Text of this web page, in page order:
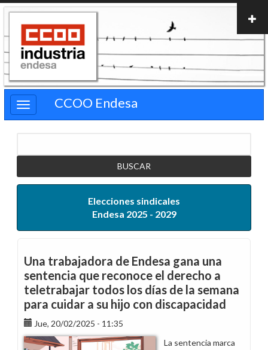
Pasar
contenido
principal
CCOO Endesa
Elecciones sindicales
Endesa 2025 - 2029
Una trabajadora de Endesa gana una
sentencia que reconoce el derecho a
teletrabajar todos los días de la semana
para cuidar a su hijo con discapacidad
Jue, 20/02/2025 - 11:35
La sentencia marca